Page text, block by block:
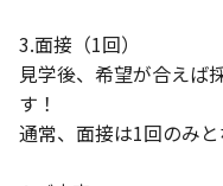
3.面接（1回）
見学後、希望が合えば
す！
通常、面接は1回のみと